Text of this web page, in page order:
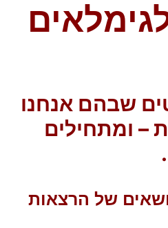
שבהם אנחנו
– ומתחילים
של הרצאות